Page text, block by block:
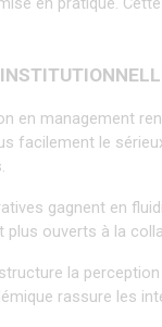
en management
facilement le
gagnent en
ouverts à la
la
rassure les